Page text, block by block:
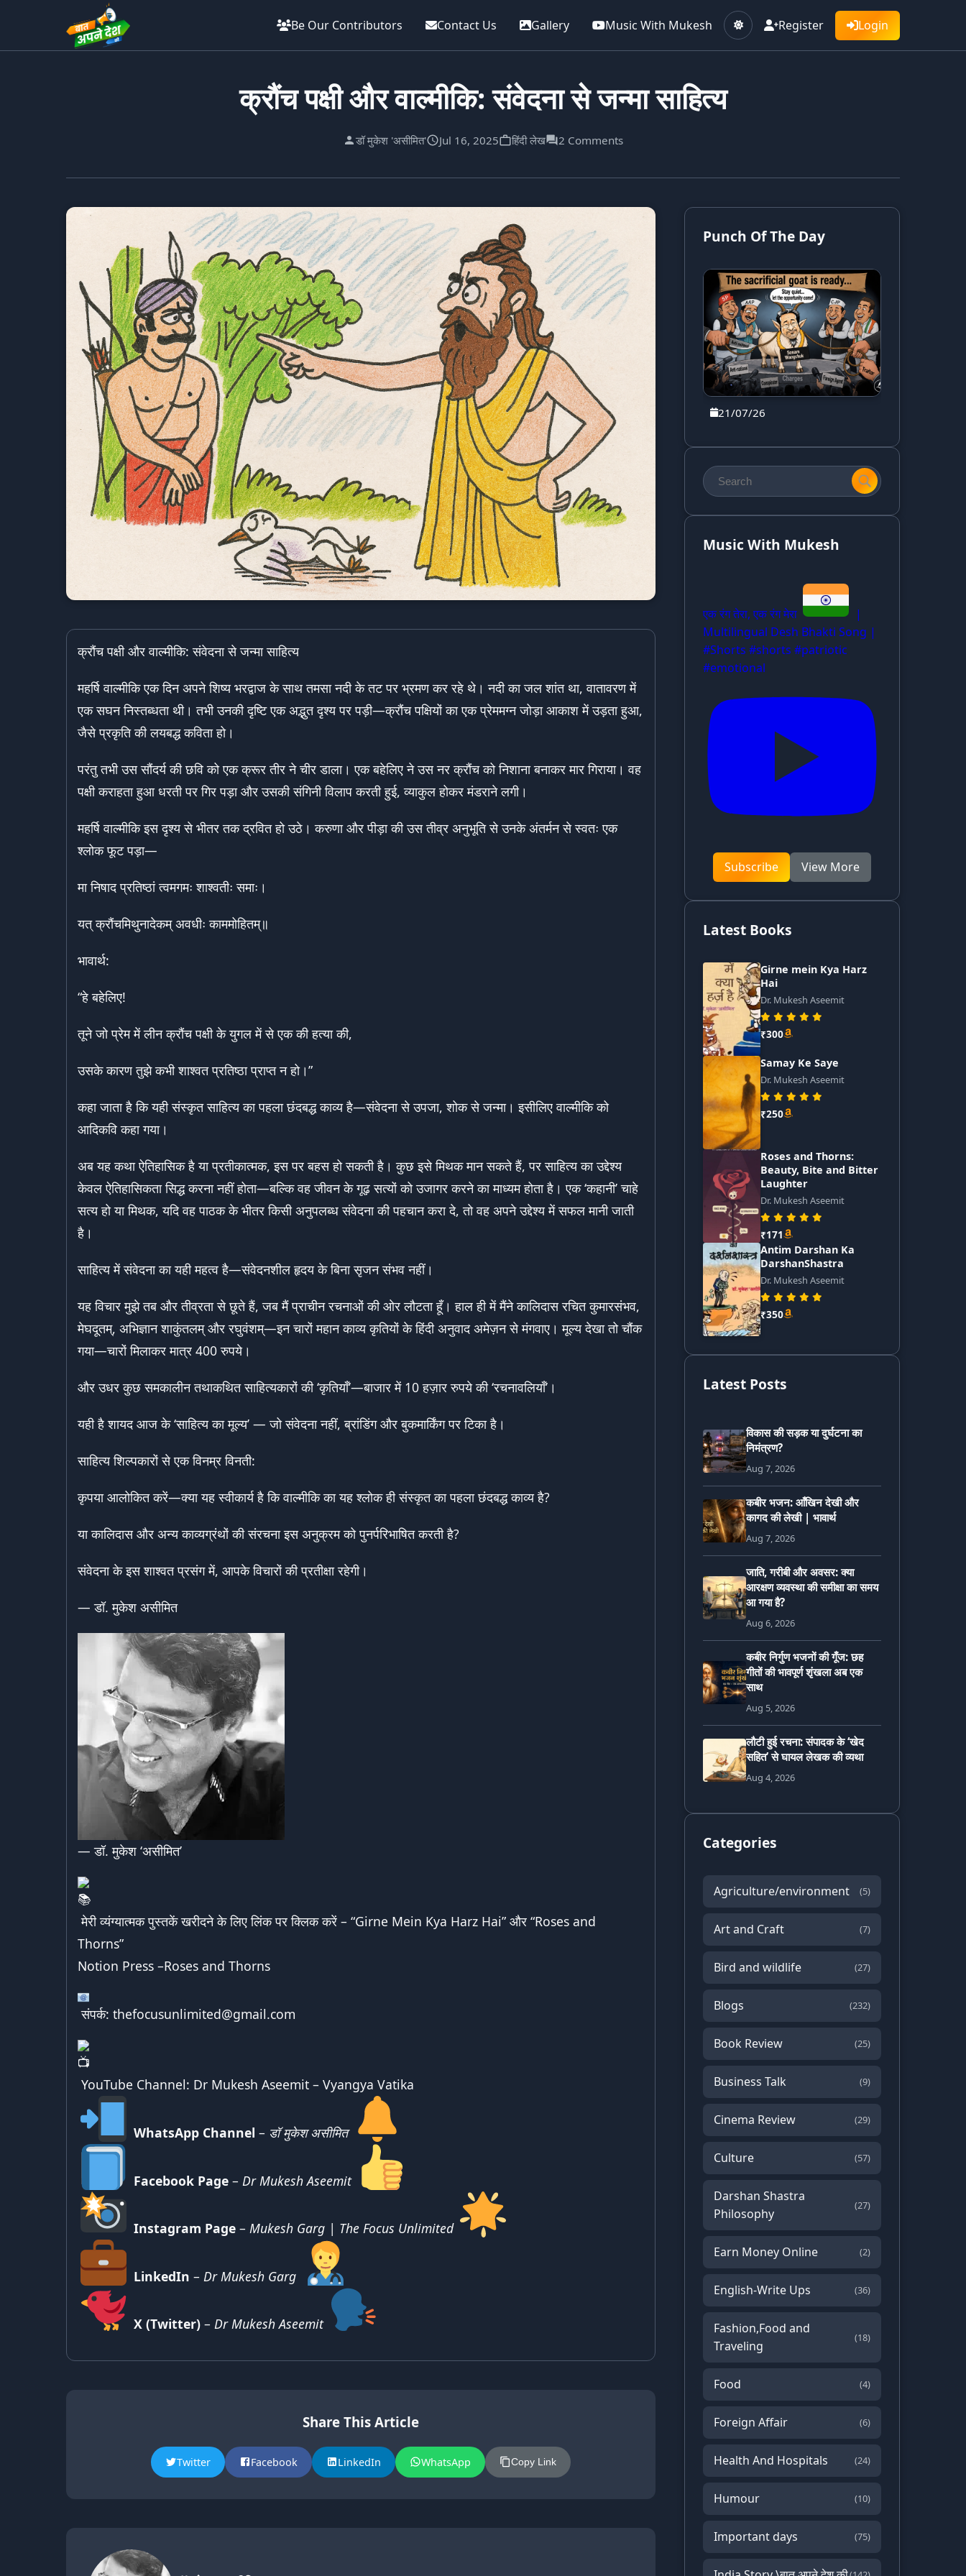
Be Our Contributors Contact Us Gallery Music With Mukesh Register Login
क्रौंच पक्षी और वाल्मीकि: संवेदना से जन्मा साहित्य
डॉ मुकेश 'असीमित' Jul 16, 2025 हिंदी लेख 2 Comments
क्रौंच पक्षी और वाल्मीकि: संवेदना से जन्मा साहित्य
महर्षि वाल्मीकि एक दिन अपने शिष्य भरद्वाज के साथ तमसा नदी के तट पर भ्रमण कर रहे थे। नदी का जल शांत था, वातावरण में
एक सघन निस्तब्धता थी। तभी उनकी दृष्टि एक अद्भुत दृश्य पर पड़ी—क्रौंच पक्षियों का एक प्रेममग्न जोड़ा आकाश में उड़ता हुआ,
जैसे प्रकृति की लयबद्ध कविता हो।
परंतु तभी उस सौंदर्य की छवि को एक क्रूर तीर ने चीर डाला। एक बहेलिए ने उस नर क्रौंच को निशाना बनाकर मार गिराया। वह
पक्षी कराहता हुआ धरती पर गिर पड़ा और उसकी संगिनी विलाप करती हुई, व्याकुल होकर मंडराने लगी।
महर्षि वाल्मीकि इस दृश्य से भीतर तक द्रवित हो उठे। करुणा और पीड़ा की उस तीव्र अनुभूति से उनके अंतर्मन से स्वतः एक
श्लोक फूट पड़ा—
मा निषाद प्रतिष्ठां त्वमगमः शाश्वतीः समाः।
यत् क्रौंचमिथुनादेकम् अवधीः काममोहितम्॥
भावार्थ:
“हे बहेलिए!
तूने जो प्रेम में लीन क्रौंच पक्षी के युगल में से एक की हत्या की,
उसके कारण तुझे कभी शाश्वत प्रतिष्ठा प्राप्त न हो।”
कहा जाता है कि यही संस्कृत साहित्य का पहला छंदबद्ध काव्य है—संवेदना से उपजा, शोक से जन्मा। इसीलिए वाल्मीकि को
आदिकवि कहा गया।
अब यह कथा ऐतिहासिक है या प्रतीकात्मक, इस पर बहस हो सकती है। कुछ इसे मिथक मान सकते हैं, पर साहित्य का उद्देश्य
केवल ऐतिहासिकता सिद्ध करना नहीं होता—बल्कि वह जीवन के गूढ़ सत्यों को उजागर करने का माध्यम होता है। एक ‘कहानी’ चाहे
सत्य हो या मिथक, यदि वह पाठक के भीतर किसी अनुपलब्ध संवेदना की पहचान करा दे, तो वह अपने उद्देश्य में सफल मानी जाती
है।
साहित्य में संवेदना का यही महत्व है—संवेदनशील हृदय के बिना सृजन संभव नहीं।
यह विचार मुझे तब और तीव्रता से छूते हैं, जब मैं प्राचीन रचनाओं की ओर लौटता हूँ। हाल ही में मैंने कालिदास रचित कुमारसंभव,
मेघदूतम्, अभिज्ञान शाकुंतलम् और रघुवंशम्—इन चारों महान काव्य कृतियों के हिंदी अनुवाद अमेज़न से मंगवाए। मूल्य देखा तो चौंक
गया—चारों मिलाकर मात्र 400 रुपये।
और उधर कुछ समकालीन तथाकथित साहित्यकारों की ‘कृतियाँ’—बाजार में 10 हज़ार रुपये की ‘रचनावलियाँ’।
यही है शायद आज के ‘साहित्य का मूल्य’ — जो संवेदना नहीं, ब्रांडिंग और बुकमार्किंग पर टिका है।
साहित्य शिल्पकारों से एक विनम्र विनती:
कृपया आलोकित करें—क्या यह स्वीकार्य है कि वाल्मीकि का यह श्लोक ही संस्कृत का पहला छंदबद्ध काव्य है?
या कालिदास और अन्य काव्यग्रंथों की संरचना इस अनुक्रम को पुनर्परिभाषित करती है?
संवेदना के इस शाश्वत प्रसंग में, आपके विचारों की प्रतीक्षा रहेगी।
— डॉ. मुकेश असीमित
— डॉ. मुकेश ‘असीमित’
मेरी व्यंग्यात्मक पुस्तकें खरीदने के लिए लिंक पर क्लिक करें – “Girne Mein Kya Harz Hai” और “Roses and
Thorns”
Notion Press –Roses and Thorns
संपर्क: thefocusunlimited@gmail.com
YouTube Channel: Dr Mukesh Aseemit – Vyangya Vatika
WhatsApp Channel – डॉ मुकेश असीमित
Facebook Page– Dr Mukesh Aseemit
Instagram Page– Mukesh Garg | The Focus Unlimited
LinkedIn – Dr Mukesh Garg
X (Twitter)– Dr Mukesh Aseemit
Share This Article
Twitter Facebook LinkedIn WhatsApp Copy Link
Punch Of The Day
21/07/26
Music With Mukesh
एक रंग तेरा, एक रंग मेरा
|
Multilingual Desh Bhakti Song |
#Shorts #shorts #patriotic
#emotional
Subscribe View More
Latest Books
Girne mein Kya Harz
Hai
Dr. Mukesh Aseemit
₹300
Samay Ke Saye
Dr. Mukesh Aseemit
₹250
Roses and Thorns:
Beauty, Bite and Bitter
Laughter
Dr. Mukesh Aseemit
₹171
Antim Darshan Ka
DarshanShastra
Dr. Mukesh Aseemit
₹350
Latest Posts
विकास की सड़क या दुर्घटना का
निमंत्रण?
Aug 7, 2026
कबीर भजन: आँखिन देखी और
कागद की लेखी | भावार्थ
Aug 7, 2026
जाति, गरीबी और अवसर: क्या
आरक्षण व्यवस्था की समीक्षा का समय
आ गया है?
Aug 6, 2026
कबीर निर्गुण भजनों की गूँज: छह
गीतों की भावपूर्ण शृंखला अब एक
साथ
Aug 5, 2026
लौटी हुई रचना: संपादक के ‘खेद
सहित’ से घायल लेखक की व्यथा
Aug 4, 2026
Categories
Agriculture/environment (5)
Art and Craft (7)
Bird and wildlife (27)
Blogs (232)
Book Review (25)
Business Talk (9)
Cinema Review (29)
Culture (57)
Darshan Shastra
Philosophy
(27)
Earn Money Online (2)
English-Write Ups (36)
Fashion,Food and
Traveling
(18)
Food (4)
Foreign Affair (6)
Health And Hospitals (24)
Humour (10)
Important days (75)